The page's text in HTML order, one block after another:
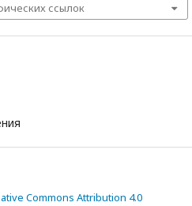
ссылок
Commons Attribution 4.0